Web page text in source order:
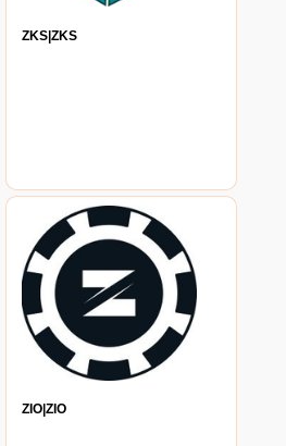
ZKS|ZKS
ZIO|ZIO